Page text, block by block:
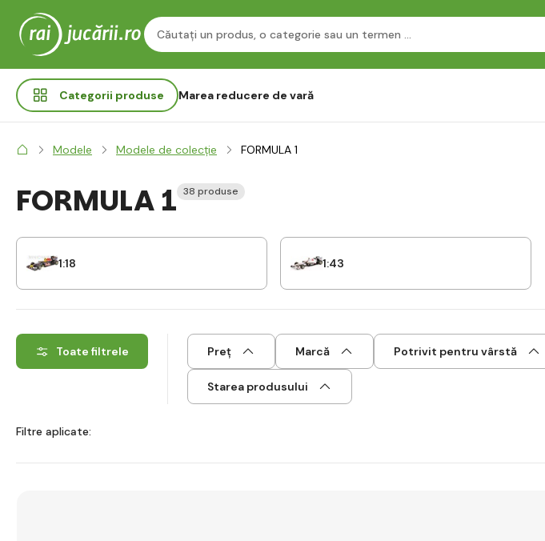
Categorii produse Marea reducere de vară
Modele Modele de colecție FORMULA 1
FORMULA 1 38 produse
1:18 1:43
Toate filtrele Preț Marcă Potrivit pentru vârstă
Starea produsului
Filtre aplicate: